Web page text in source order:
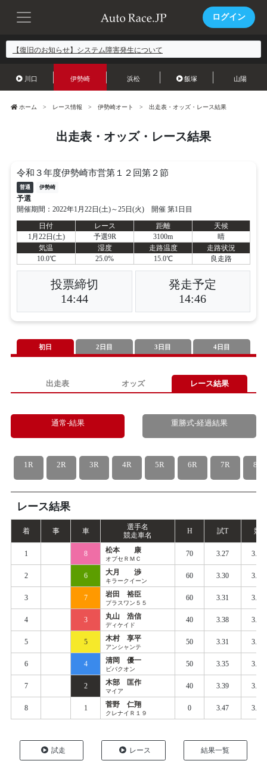
ログイン
【復旧のお知らせ】システム障害発生について
川口 伊勢崎 浜松 飯塚 山陽
ホーム レース情報 伊勢崎オート 出走表・オッズ・レース結果
出走表・オッズ・レース結果
令和３年度伊勢崎市営第１２回第２節
普通 伊勢崎
予選
開催期間：2022年1月22日(土)～25日(火) 開催 第1日目
日付
レース 距離
天候
1月22日(土)
予選9R 3100m
晴
気温
湿度 走路温度
走路状況
10.0℃
25.0% 15.0℃ 良走路
投票締切
14:44
発走予定
14:46
初日 2日目 3日目 4日目
出走表 オッズ レース結果
通常-結果 重勝式-経過結果
1R 2R 3R 4R 5R 6R 7R 8R
レース結果
着 事 車
選手名
競走車名
H 試T 競
1 8 松本 康
オブセＲＭＣ
70 3.27 3.397
2 6 大月 渉
キラークイーン
60 3.30 3.411
3 7 岩田 裕臣
プラスワン５５
60 3.31 3.411
4 3 丸山 浩信
ディケイド
40 3.38 3.439
5 5 木村 享平
アンシャンテ
50 3.31 3.432
6 4 清岡 優一
ビバクオン
50 3.35 3.444
7 2 木部 匡作
マイア
40 3.39 3.459
8 1 菅野 仁翔
クレナイＲ１９
0 3.47 3.548
試走 レース 結果一覧